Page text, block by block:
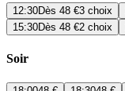
12:30Dès 48 €3 choix
15:30Dès 48 €2 choix
Soir